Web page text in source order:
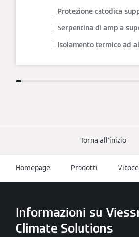
Protezione catodica
Serpentina di ampia
Isolamento termico ad
Torna all'inizio
Homepage Prodotti
Informazioni su
Climate Solutions